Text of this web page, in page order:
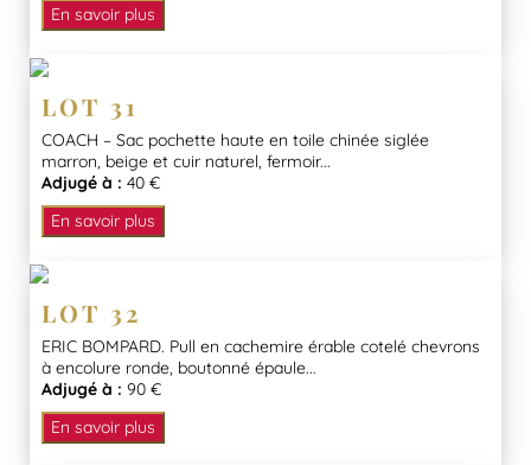
En savoir plus
LOT 31
COACH – Sac pochette haute en toile chinée siglée
marron, beige et cuir naturel, fermoir...
Adjugé à : 40 €
En savoir plus
LOT 32
ERIC BOMPARD. Pull en cachemire érable cotelé chevrons
à encolure ronde, boutonné épaule...
Adjugé à : 90 €
En savoir plus